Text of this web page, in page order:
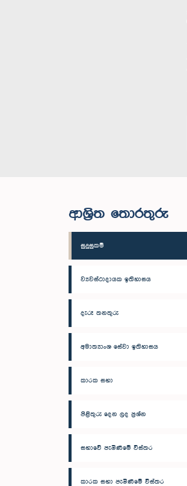
ආශ්‍රිත තොරතුරු
සුදුසුකම්
ව්‍යවස්ථාදායක ඉතිහාසය
දැරූ තනතුරු
අමාත්‍යාංශ සේවා ඉතිහාසය
කාරක සභා
පිළිතුරු දෙන ලද ප්‍රශ්න
සභාවේ පැමිණීමේ විස්තර
කාරක සභා පැමිණීමේ විස්තර